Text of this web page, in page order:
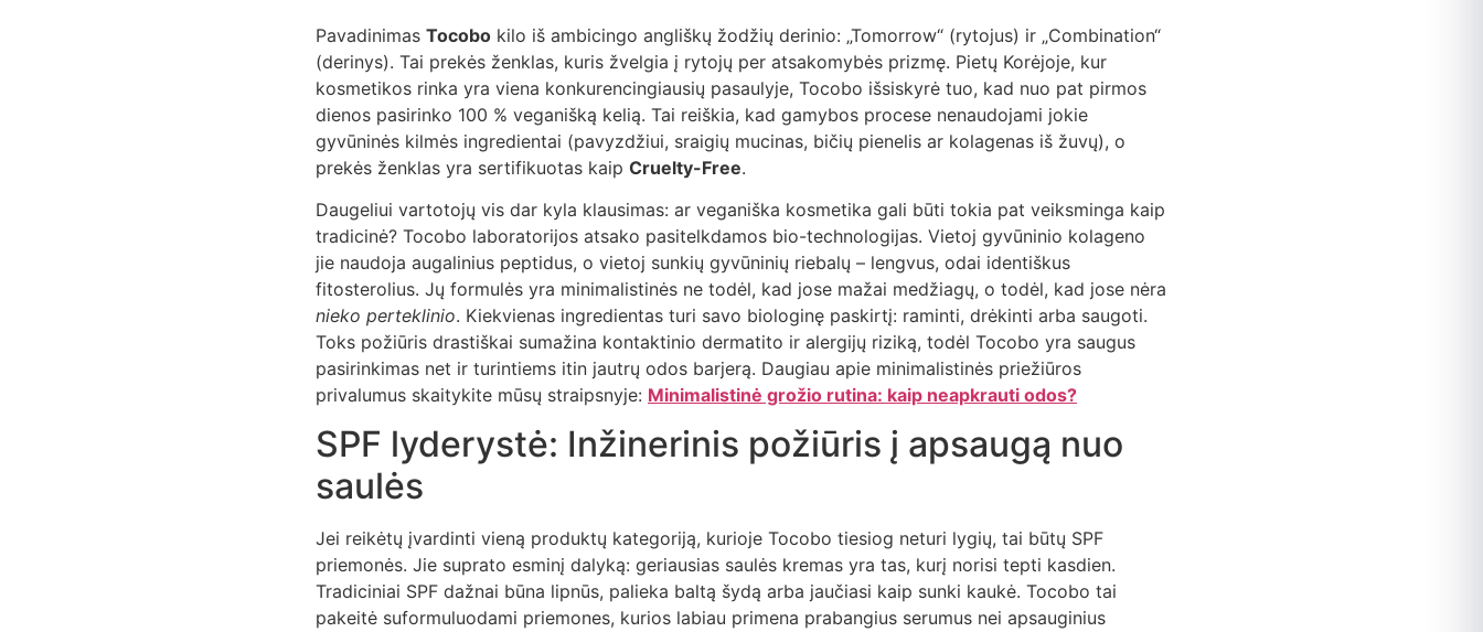
Pavadinimas Tocobo kilo iš ambicingo angliškų žodžių derinio: „Tomorrow“ (rytojus) ir „Combination“
(derinys). Tai prekės ženklas, kuris žvelgia į rytojų per atsakomybės prizmę. Pietų Korėjoje, kur
kosmetikos rinka yra viena konkurencingiausių pasaulyje, Tocobo išsiskyrė tuo, kad nuo pat pirmos
dienos pasirinko 100 % veganišką kelią. Tai reiškia, kad gamybos procese nenaudojami jokie
gyvūninės kilmės ingredientai (pavyzdžiui, sraigių mucinas, bičių pienelis ar kolagenas iš žuvų), o
prekės ženklas yra sertifikuotas kaip Cruelty-Free.
Daugeliui vartotojų vis dar kyla klausimas: ar veganiška kosmetika gali būti tokia pat veiksminga kaip
tradicinė? Tocobo laboratorijos atsako pasitelkdamos bio-technologijas. Vietoj gyvūninio kolageno
jie naudoja augalinius peptidus, o vietoj sunkių gyvūninių riebalų – lengvus, odai identiškus
fitosterolius. Jų formulės yra minimalistinės ne todėl, kad jose mažai medžiagų, o todėl, kad jose nėra
nieko perteklinio. Kiekvienas ingredientas turi savo biologinę paskirtį: raminti, drėkinti arba saugoti.
Toks požiūris drastiškai sumažina kontaktinio dermatito ir alergijų riziką, todėl Tocobo yra saugus
pasirinkimas net ir turintiems itin jautrų odos barjerą. Daugiau apie minimalistinės priežiūros
privalumus skaitykite mūsų straipsnyje: Minimalistinė grožio rutina: kaip neapkrauti odos?
SPF lyderystė: Inžinerinis požiūris į apsaugą nuo
saulės
Jei reikėtų įvardinti vieną produktų kategoriją, kurioje Tocobo tiesiog neturi lygių, tai būtų SPF
priemonės. Jie suprato esminį dalyką: geriausias saulės kremas yra tas, kurį norisi tepti kasdien.
Tradiciniai SPF dažnai būna lipnūs, palieka baltą šydą arba jaučiasi kaip sunki kaukė. Tocobo tai
pakeitė suformuluodami priemones, kurios labiau primena prabangius serumus nei apsauginius